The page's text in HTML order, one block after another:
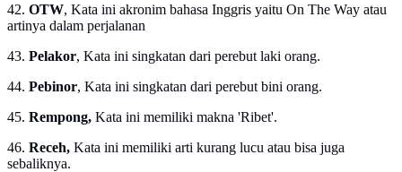
42. OTW, Kata ini akronim bahasa Inggris yaitu On The Way atau
artinya dalam perjalanan
43. Pelakor, Kata ini singkatan dari perebut laki orang.
44. Pebinor, Kata ini singkatan dari perebut bini orang.
45. Rempong, Kata ini memiliki makna 'Ribet'.
46. Receh, Kata ini memiliki arti kurang lucu atau bisa juga
sebaliknya.